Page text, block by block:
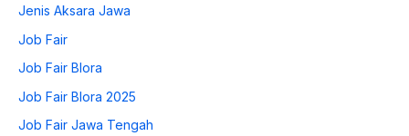
Jenis Aksara Jawa
Job Fair
Job Fair Blora
Job Fair Blora 2025
Job Fair Jawa Tengah